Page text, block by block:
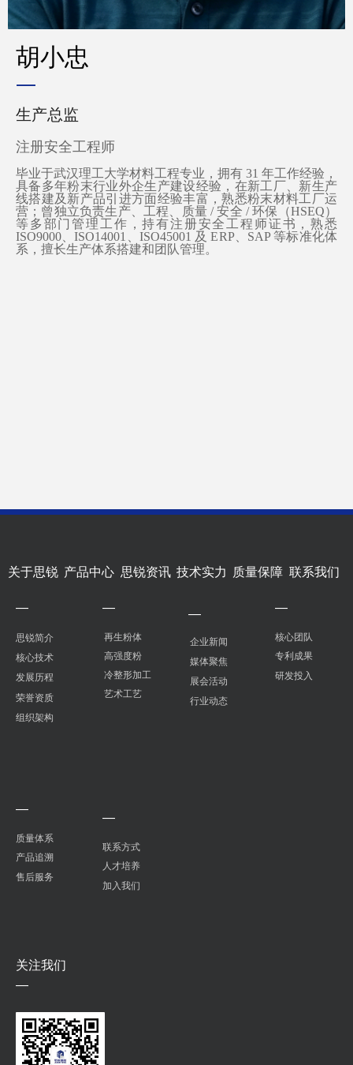
注册安全工程师
毕业于武汉理工大学材料工程专业，拥有 31 年工作经验，
具备多年粉末行业外企生产建设经验，在新工厂、新生产
线搭建及新产品引进方面经验丰富，熟悉粉末材料工厂运
营；曾独立负责生产、工程、质量 / 安全 / 环保（HSEQ）
等多部门管理工作，持有注册安全工程师证书，熟悉
ISO9000、ISO14001、ISO45001 及 ERP、SAP 等标准化体
系，擅长生产体系搭建和团队管理。
胡小忠
—
生产总监
—
思锐简介
核心技术
发展历程
荣誉资质
组织架构
再生粉体
高强度粉
冷整形加工
艺术工艺
—
核心团队
专利成果
研发投入
—
质量体系
产品追溯
售后服务
—
联系方式
人才培养
加入我们
—
关注我们
—
企业新闻
媒体聚焦
展会活动
行业动态
—
关于思锐 产品中心 思锐资讯 技术实力 质量保障 联系我们